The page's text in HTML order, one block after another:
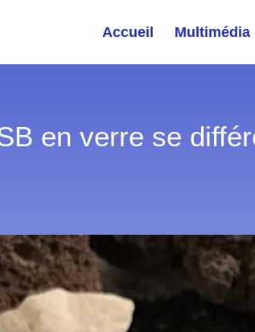
Accueil Multimédia
en verre se